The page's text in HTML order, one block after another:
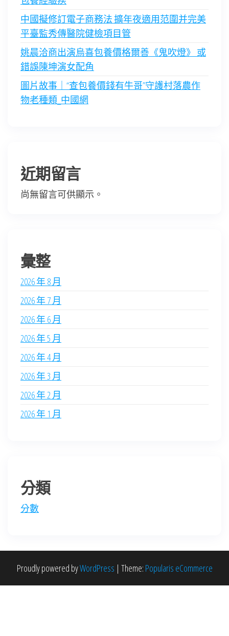
中國擬修訂電子商務法 擴年夜適用范圍并完美
平臺監秀傳醫院健檢項目管
姚晨洽商出演烏喜包養價格爾善《鬼吹燈》 或
錯誤陳坤演女配角
圖片故事｜“查包養價錢有牛哥”守護村落農作
物老種類_中國網
近期留言
尚無留言可供顯示。
彙整
2026 年 8 月
2026 年 7 月
2026 年 6 月
2026 年 5 月
2026 年 4 月
2026 年 3 月
2026 年 2 月
2026 年 1 月
分類
分數
Proudly powered byWordPress | Theme: Popularis eCommerce